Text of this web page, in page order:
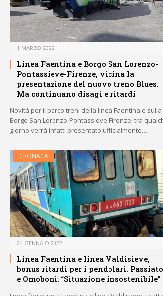
1 MARZO 2022
Linea Faentina e Borgo San Lorenzo-
Pontassieve-Firenze, vicina la
presentazione del nuovo treno Blues.
Ma continuano disagi e ritardi
Novità per il parco treni della linea Faentina e sulla
Borgo San Lorenzo-Pontassieve-Firenze: tra
giorno verrà infatti presentato ufficialmente…
CRONACA
24 GENNAIO 2022
Linea Faentina e linea Valdisieve,
bonus ritardi per i pendolari.
e Omoboni: “Situazione insostenibile”